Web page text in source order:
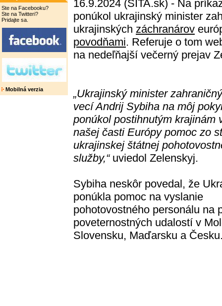
Ste na Facebooku?
Ste na Twitteri?
Pridajte sa.
Mobilná verzia
16.9.2024 (SITA.sk) - Na
ponúkol ukrajinský minister
ukrajinských záchranárov
povodňami. Referuje o tom
na nedeľňajší večerný prejav
„Ukrajinský minister
vecí Andrij Sybiha na môj
ponúkol postihnutým krajinám
našej časti Európy pomoc zo
ukrajinskej štátnej
služby,“uviedol Zelenskyj.
Sybiha neskôr povedal, že
ponúkla pomoc na vyslanie
pohotovostného personálu na
poveternostných udalostí v
Slovensku, Maďarsku a